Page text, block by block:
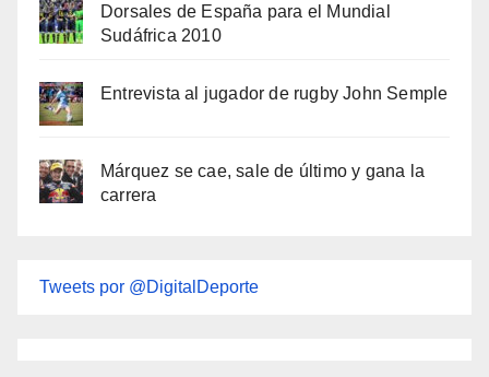
Dorsales de España para el Mundial
Sudáfrica 2010
Entrevista al jugador de rugby John Semple
Márquez se cae, sale de último y gana la
carrera
Tweets por @DigitalDeporte